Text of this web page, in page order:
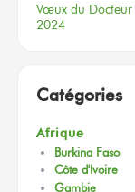
Vœux du Docteur
2024
Catégories
Afrique
Burkina Faso
Côte d'Ivoire
Gambie